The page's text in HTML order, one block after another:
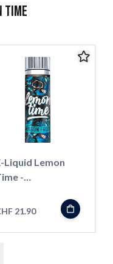
Time
Liquid Lemon
-
21.90